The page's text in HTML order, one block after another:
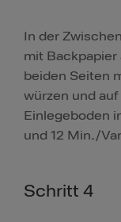
In der
mit
beiden Seiten
würzen und
Einlegeboden
und 12 Min./
Schritt 4